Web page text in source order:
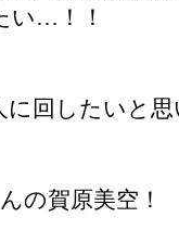
い…！！
回したいと
の賀原美空！